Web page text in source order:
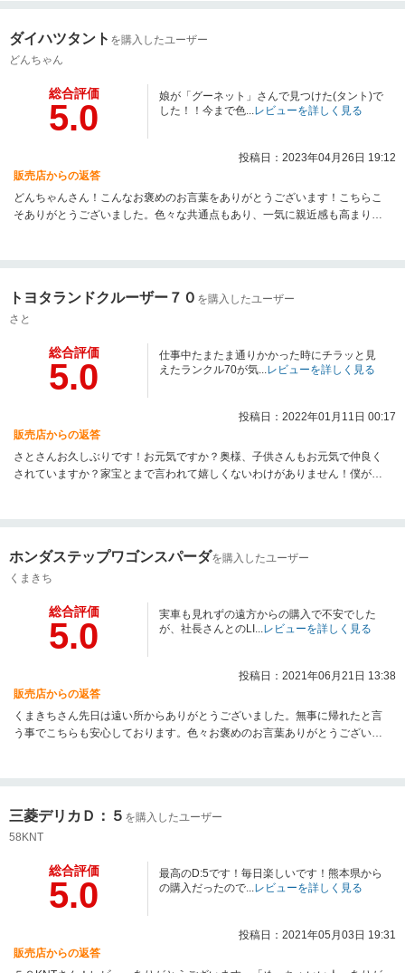
ジムニー乗ってあげて下さいませ！これからも県内の方は勿論、県外の方に
層頑張っていきたいと思います！是非、愛媛県にお寄りの際は会いに来て頂
けると幸いです。こちらも宮城県に行ったときはご連絡だけでもさせて頂け
ダイハツタント を購入したユーザー
どんちゃん
総合評価
5.0
娘が「グーネット」さんで見つけた(タント)で
した！！今まで色...レビューを詳しく見る
投稿日：2023年04月26日 19:12
販売店からの返答
どんちゃんさん！こんなお褒めのお言葉をありがとうございます！こちらこ
そありがとうございました。色々な共通点もあり、一気に親近感も高まり、
せ。またのお越しをお待ちしております！
トヨタランドクルーザー７０ を購入したユーザー
さと
総合評価
5.0
仕事中たまたま通りかかった時にチラッと見
えたランクル70が気...レビューを詳しく見る
投稿日：2022年01月11日 00:17
販売店からの返答
さとさんお久しぶりです！お元気ですか？奥様、子供さんもお元気で仲良く
されていますか？家宝とまで言われて嬉しくないわけがありません！僕が乗
で！
ホンダステップワゴンスパーダを購入したユーザー
くまきち
総合評価
5.0
実車も見れずの遠方からの購入で不安でした
が、社長さんとのLI...レビューを詳しく見る
投稿日：2021年06月21日 13:38
販売店からの返答
くまきちさん先日は遠い所からありがとうございました。無事に帰れたと言
う事でこちらも安心しております。色々お褒めのお言葉ありがとうございま
宜しくお願い致します。本当にありがとうございました。
三菱デリカＤ：５ を購入したユーザー
58KNT
総合評価
5.0
最高のD:5です！毎日楽しいです！熊本県から
の購入だったので...レビューを詳しく見る
投稿日：2021年05月03日 19:31
販売店からの返答